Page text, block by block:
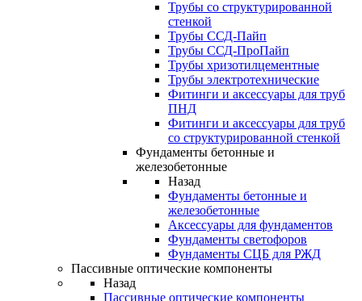
Трубы со структурированной
стенкой
Трубы ССД-Пайп
Трубы ССД-ПроПайп
Трубы хризотилцементные
Трубы электротехнические
Фитинги и аксессуары для труб
ПНД
Фитинги и аксессуары для труб
со структурированной стенкой
Фундаменты бетонные и
железобетонные
Назад
Фундаменты бетонные и
железобетонные
Аксессуары для фундаментов
Фундаменты светофоров
Фундаменты СЦБ для РЖД
Пассивные оптические компоненты
Назад
Пассивные оптические компоненты